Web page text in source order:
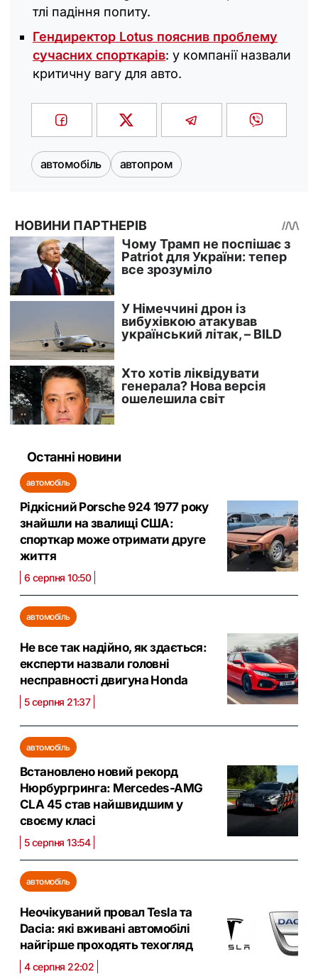
тлі падіння попиту.
Гендиректор Lotus пояснив проблему
сучасних спорткарів: у компанії назвали
критичну вагу для авто.
автомобіль автопром
Останні новини
автомобіль
Рідкісний Porsche 924 1977 року
знайшли на звалищі США:
спорткар може отримати друге
життя
6 серпня 10:50
автомобіль
Не все так надійно, як здається:
експерти назвали головні
несправності двигуна Honda
5 серпня 21:37
автомобіль
Встановлено новий рекорд
Нюрбургринга: Mercedes-AMG
CLA 45 став найшвидшим у
своєму класі
5 серпня 13:54
автомобіль
Неочікуваний провал Tesla та
Dacia: які вживані автомобілі
найгірше проходять техогляд
4 серпня 22:02